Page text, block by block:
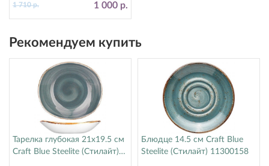
1 000 р.
1 710 р.
Рекомендуем купить
Тарелка глубокая 21х19.5 см
Craft Blue Steelite (Стилайт)
Блюдце 14.5 см Craft Blue
Steelite (Стилайт) 11300158